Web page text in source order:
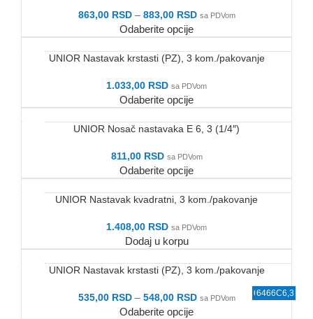
6778FBS3
6503E6,3
6509E6,3
863,00 RSD– 883,00 RSD sa PDVom
Odaberite opcije
6492C8
UNIOR Nastavak krstasti (PZ), 3 kom./pakovanje
1.033,00 RSD sa PDVom
Odaberite opcije
6506E6,3
UNIOR Nosač nastavaka E 6, 3 (1/4″)
811,00 RSD sa PDVom
Odaberite opcije
6715E6,3
UNIOR Nastavak kvadratni, 3 kom./pakovanje
1.408,00 RSD sa PDVom
Dodaj u korpu
6515E6,3
UNIOR Nastavak krstasti (PZ), 3 kom./pakovanje
535,00 RSD– 548,00 RSD sa PDVom
Odaberite opcije
6466C6,3